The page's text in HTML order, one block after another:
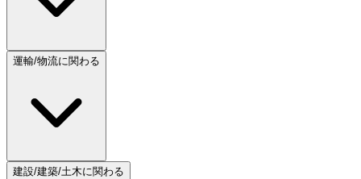
運輸/物流に関わる
建設/建築/土木に関わる